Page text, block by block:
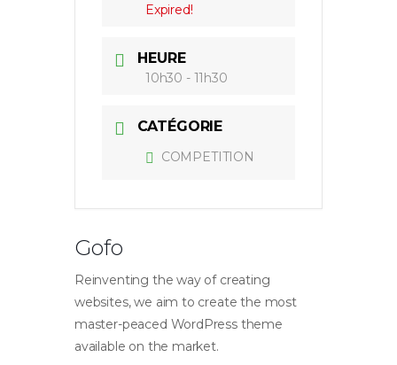
Expired!
HEURE
10h30 - 11h30
CATÉGORIE
COMPETITION
Gofo
Reinventing the way of creating
websites, we aim to create the most
master-peaced WordPress theme
available on the market.